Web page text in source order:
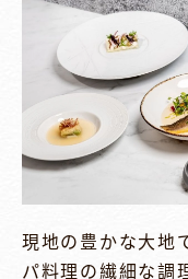
現地の豊かな大地
パ料理の繊細な調